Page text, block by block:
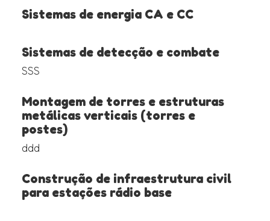
Sistemas de energia CA e CC
Sistemas de detecção e combate
SSS
Montagem de torres e estruturas
metálicas verticais (torres e
postes)
ddd
Construção de infraestrutura civil
para estações rádio base